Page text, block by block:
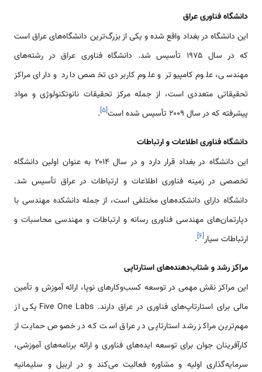
دانشگاه فناوری عراق
این دانشگاه در بغداد واقع شده و یکی از بزرگ‌ترین دانشگاه‌های عراق است
که در سال ۱۹۷۵ تأسیس شد. دانشگاه فناوری عراق در رشته‌های
مهندسی، علوم کامپیوتر و علوم کاربردی تخصص دارد و دارای مراکز
تحقیقاتی متعددی است، از جمله مرکز تحقیقات نانوتکنولوژی و مواد
پیشرفته که در سال ۲۰۰۹ تأسیس شده است
[۵]
.
دانشگاه فناوری اطلاعات و ارتباطات
این دانشگاه در بغداد قرار دارد و در سال ۲۰۱۴ به عنوان اولین دانشگاه
تخصصی در زمینه فناوری اطلاعات و ارتباطات در عراق تأسیس شد.
دانشگاه دارای دانشکده‌های مختلفی است، از جمله دانشکده مهندسی با
دپارتمان‌های مهندسی فناوری رسانه و ارتباطات و مهندسی محاسبات و
ارتباطات سیار[۶]
.
مراکز رشد و شتاب‌دهنده‌های استارتاپی
این مراکز نقش مهمی در توسعه کسب‌وکارهای نوپا، ارائه آموزش و تأمین
مالی برای استارتاپ‌های فناوری در عراق دارند. Five One Labs یکی از
مهم‌ترین مراکز رشد استارتاپی در عراق است که در خصوص حمایت از
کارآفرینان جوان برای توسعه ایده‌های فناوری و ارائه برنامه‌های آموزشی،
سرمایه‌گذاری اولیه و مشاوره فعالیت می‌کند و در اربیل و سلیمانیه